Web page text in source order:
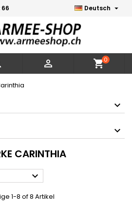
66 Deutsch 
 shopping_cart0
CARINTHIA

1-8 of 8 Artikel
×
×
((modalDeleteText))
×
×
sein, um Artikel Ihrer
zu können.
Abbrechen